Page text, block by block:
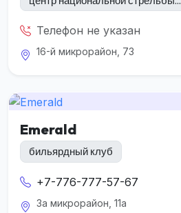
Телефон не указан
16-й микрорайон, 73
Emerald
бильярдный клуб
+7-776-777-57-67
3а микрорайон, 11а